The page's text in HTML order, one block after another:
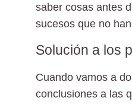
saber cosas antes
sucesos que no
Solución a los
Cuando vamos a
conclusiones a las